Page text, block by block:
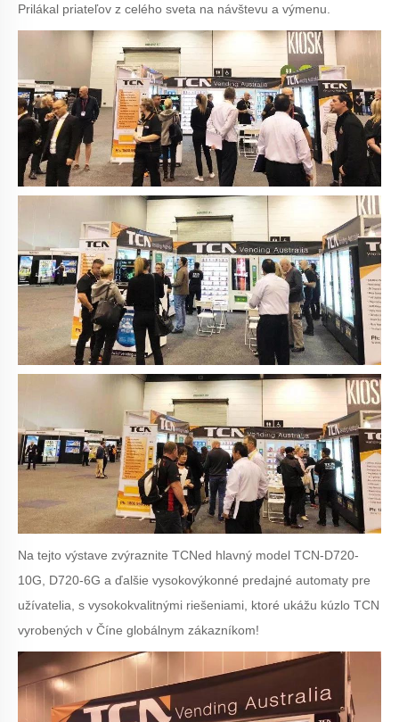
Prilákal priateľov z celého sveta na návštevu a výmenu.
Na tejto výstave zvýraznite TCNed hlavný model TCN-D720-
10G, D720-6G a ďalšie vysokovýkonné predajné automaty pre
užívatelia, s vysokokvalitnými riešeniami, ktoré ukážu kúzlo TCN
vyrobených v Číne globálnym zákazníkom!